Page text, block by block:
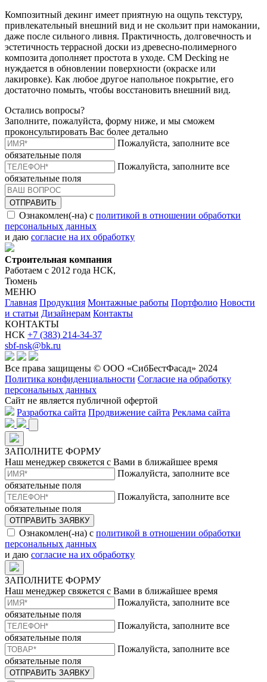
Композитный декинг имеет приятную на ощупь текстуру,
привлекательный внешний вид и не скользит при намокании,
даже после сильного ливня. Практичность, долговечность и
эстетичность террасной доски из древесно-полимерного
композита дополняет простота в уходе. CM Decking не
нуждается в обновлении поверхности (окраске или
лакировке). Как любое другое напольное покрытие, его
достаточно помыть, чтобы восстановить внешний вид.
Остались вопросы?
Заполните, пожалуйста, форму ниже, и мы сможем
проконсультировать Вас более детально
Пожалуйста, заполните все
обязательные поля
Пожалуйста, заполните все
обязательные поля
ОТПРАВИТЬ
Ознакомлен(-на) с политикой в отношении обработки
персональных данных
и даю согласие на их обработку
Строительная компания
Работаем с 2012 года НСК,
Тюмень
МЕНЮ
Главная Продукция Монтажные работы Портфолио Новости
и статьи Дизайнерам Контакты
КОНТАКТЫ
НСК +7 (383) 214-34-37
sbf-nsk@bk.ru
Все права защищены © ООО «СибБестФасад» 2024
Политика конфиденциальности Согласие на обработку
персональных данных
Сайт не является публичной офертой
Разработка сайта Продвижение сайта Реклама сайта
ЗАПОЛНИТЕ ФОРМУ
Наш менеджер свяжется с Вами в ближайшее время
Пожалуйста, заполните все
обязательные поля
Пожалуйста, заполните все
обязательные поля
ОТПРАВИТЬ ЗАЯВКУ
Ознакомлен(-на) с политикой в отношении обработки
персональных данных
и даю согласие на их обработку
ЗАПОЛНИТЕ ФОРМУ
Наш менеджер свяжется с Вами в ближайшее время
Пожалуйста, заполните все
обязательные поля
Пожалуйста, заполните все
обязательные поля
Пожалуйста, заполните все
обязательные поля
ОТПРАВИТЬ ЗАЯВКУ